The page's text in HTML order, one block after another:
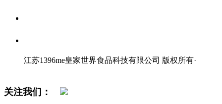
江苏1396me皇家世界食品科技有限公司 版权所有·
关注我们：